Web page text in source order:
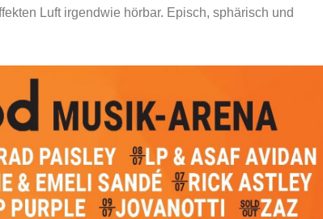
Luft irgendwie hörbar. Episch, sphärisch und